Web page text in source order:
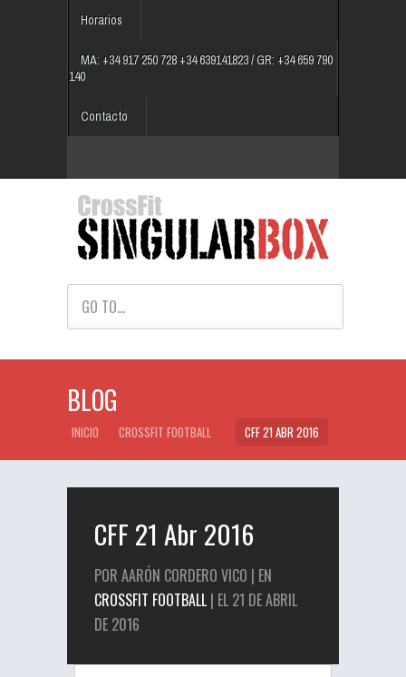
Horarios
MA: +34 917 250 728 +34 639141823 / GR: +34 659 790
140
Contacto
GO TO...
BLOG
INICIO CROSSFIT FOOTBALL CFF 21 ABR 2016
CFF 21 Abr 2016
POR AARÓN CORDERO VICO | EN
CROSSFIT FOOTBALL | EL 21 DE ABRIL
DE 2016